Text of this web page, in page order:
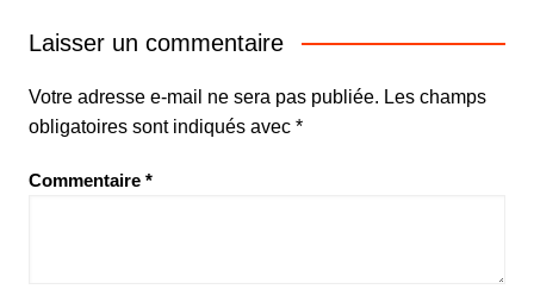
Laisser un commentaire
Votre adresse e-mail ne sera pas publiée. Les champs
obligatoires sont indiqués avec *
Commentaire *